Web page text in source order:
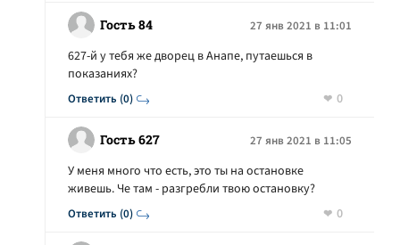
Гость 84 27 янв 2021 в 11:01
Ответить (0)
627-й у тебя же дворец в Анапе, путаешься в
показаниях?
0
Гость 627 27 янв 2021 в 11:05
Ответить (0)
У меня много что есть, это ты на остановке
живешь. Че там - разгребли твою остановку?
0